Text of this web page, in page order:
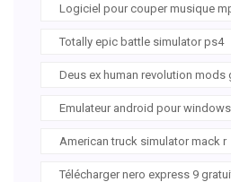
Logiciel pour couper musique
Totally epic battle simulator ps4
Deus ex human revolution mods
Emulateur android pour
American truck simulator mack r
Télécharger nero express 9